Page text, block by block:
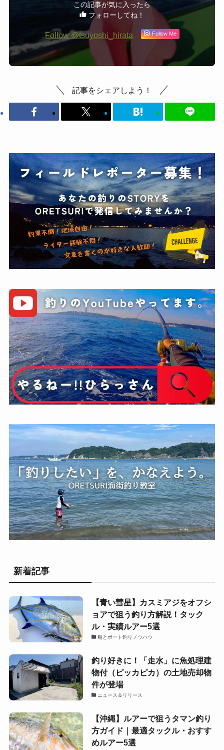
この記事が気に入ったら
フォローしてね！
Follow @tsuyoshi_hirata Follow Me
記事をシェアしよう！
新着記事
【青い彗星】カスミアジをオフシ
ョアで狙う釣り方解説！タック
ル・実績ルアー5選
船とボート釣りノウハウ
釣り好きに！「走水」に魚処理建
物付（ピッカピカ）の土地売却物
件が登場
ニュース＆リリース
【沖縄】ルアーで狙うタマン釣り
方ガイド｜最適タックル・おすす
めルアー5選